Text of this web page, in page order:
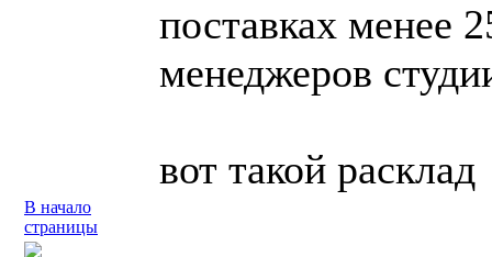
поставках менее
менеджеров
вот такой расклад
В начало
страницы